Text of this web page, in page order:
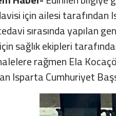
için ailesi tarafından
sırasında yapılan
sağlık ekipleri
rağmen Ela
Isparta Cumhuriyet